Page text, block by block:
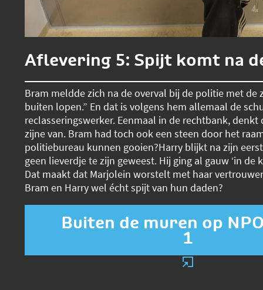
Aflevering 5: Spijt komt na
Bram meldde zich na de overval bij de politie met de
buiten lopen.” En dat is volgens hem allemaal de
reclasseringswerker. Eenmaal in de rechtbank, denkt
zijne van. Bram had toch ook een steen door het
politiebureau kunnen gooien?Harry blijkt na zijn
geen lieverdje te zijn geweest. Hij ging al gauw ‘in de
Dat maakt dat Marjolein worstelt met haar
Bram en Harry wel écht spijt van hun daden?
Buiten de muren op
1